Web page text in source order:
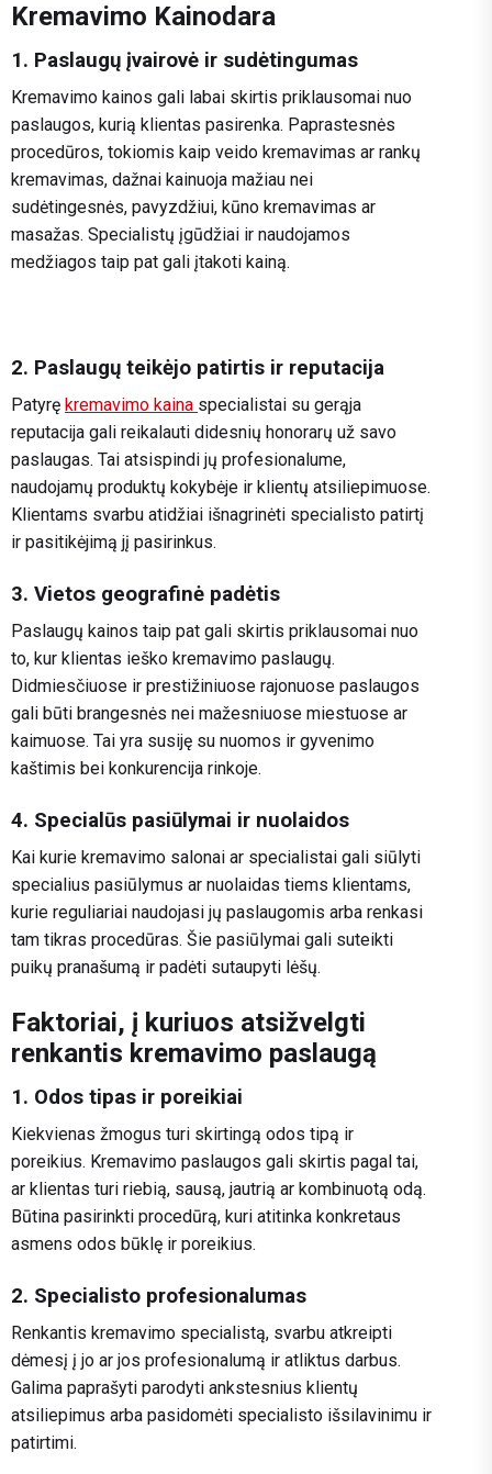
Kremavimo Kainodara
1. Paslaugų įvairovė ir sudėtingumas
Kremavimo kainos gali labai skirtis priklausomai nuo
paslaugos, kurią klientas pasirenka. Paprastesnės
procedūros, tokiomis kaip veido kremavimas ar rankų
kremavimas, dažnai kainuoja mažiau nei
sudėtingesnės, pavyzdžiui, kūno kremavimas ar
masažas. Specialistų įgūdžiai ir naudojamos
medžiagos taip pat gali įtakoti kainą.
2. Paslaugų teikėjo patirtis ir reputacija
Patyrę kremavimo kaina specialistai su gerąja
reputacija gali reikalauti didesnių honorarų už savo
paslaugas. Tai atsispindi jų profesionalume,
naudojamų produktų kokybėje ir klientų atsiliepimuose.
Klientams svarbu atidžiai išnagrinėti specialisto patirtį
ir pasitikėjimą jį pasirinkus.
3. Vietos geografinė padėtis
Paslaugų kainos taip pat gali skirtis priklausomai nuo
to, kur klientas ieško kremavimo paslaugų.
Didmiesčiuose ir prestižiniuose rajonuose paslaugos
gali būti brangesnės nei mažesniuose miestuose ar
kaimuose. Tai yra susiję su nuomos ir gyvenimo
kaštimis bei konkurencija rinkoje.
4. Specialūs pasiūlymai ir nuolaidos
Kai kurie kremavimo salonai ar specialistai gali siūlyti
specialius pasiūlymus ar nuolaidas tiems klientams,
kurie reguliariai naudojasi jų paslaugomis arba renkasi
tam tikras procedūras. Šie pasiūlymai gali suteikti
puikų pranašumą ir padėti sutaupyti lėšų.
Faktoriai, į kuriuos atsižvelgti
renkantis kremavimo paslaugą
1. Odos tipas ir poreikiai
Kiekvienas žmogus turi skirtingą odos tipą ir
poreikius. Kremavimo paslaugos gali skirtis pagal tai,
ar klientas turi riebią, sausą, jautrią ar kombinuotą odą.
Būtina pasirinkti procedūrą, kuri atitinka konkretaus
asmens odos būklę ir poreikius.
2. Specialisto profesionalumas
Renkantis kremavimo specialistą, svarbu atkreipti
dėmesį į jo ar jos profesionalumą ir atliktus darbus.
Galima paprašyti parodyti ankstesnius klientų
atsiliepimus arba pasidomėti specialisto išsilavinimu ir
patirtimi.